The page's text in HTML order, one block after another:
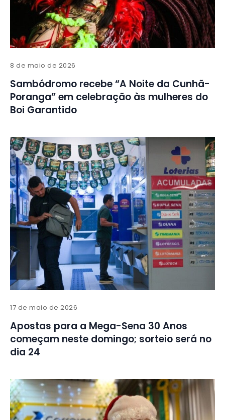
8 de maio de 2026
Sambódromo recebe “A Noite da Cunhã-
Poranga” em celebração às mulheres do
Boi Garantido
17 de maio de 2026
Apostas para a Mega-Sena 30 Anos
começam neste domingo; sorteio será no
dia 24